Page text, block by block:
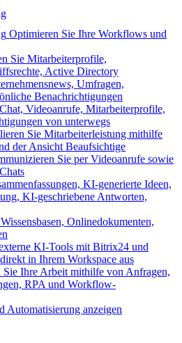
Optimieren Sie Ihre Workflows und
Sie Mitarbeiterprofile,
Active Directory
Umfragen,
Benachrichtigungen
Chat, Videoanrufe, Mitarbeiterprofile,
von unterwegs
Sie Mitarbeiterleistung mithilfe
der Ansicht Beaufsichtige
Sie per Videoanrufe sowie
KI-generierte Ideen,
KI-geschriebene Antworten,
Onlinedokumenten,
KI-Tools mit Bitrix24 und
in Ihrem Workspace aus
Sie Ihre Arbeit mithilfe von Anfragen,
RPA und Workflow-
anzeigen